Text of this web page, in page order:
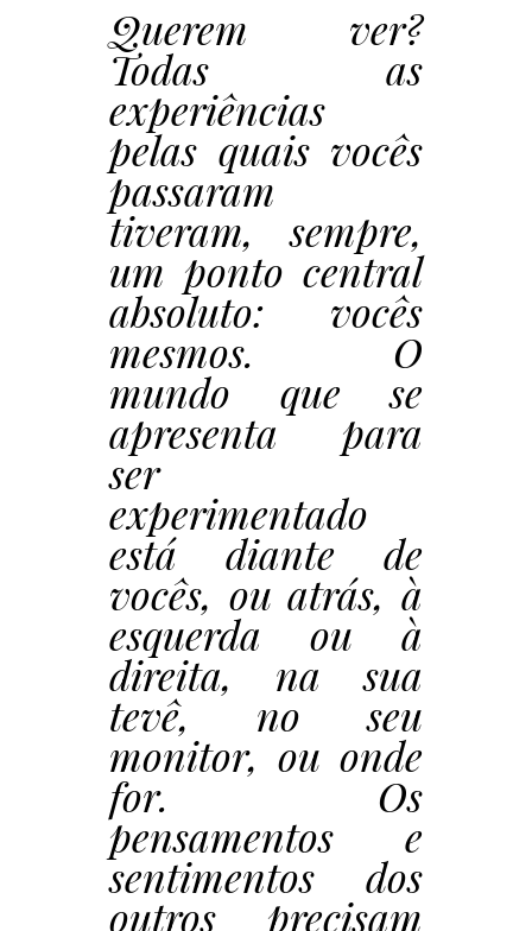
Querem ver?
Todas as
experiências
pelas quais vocês
passaram
tiveram, sempre,
um ponto central
absoluto: vocês
mesmos. O
mundo que se
apresenta para
ser
experimentado
está diante de
vocês, ou atrás, à
esquerda ou à
direita, na sua
tevê, no seu
monitor, ou onde
for. Os
pensamentos e
sentimentos dos
outros precisam